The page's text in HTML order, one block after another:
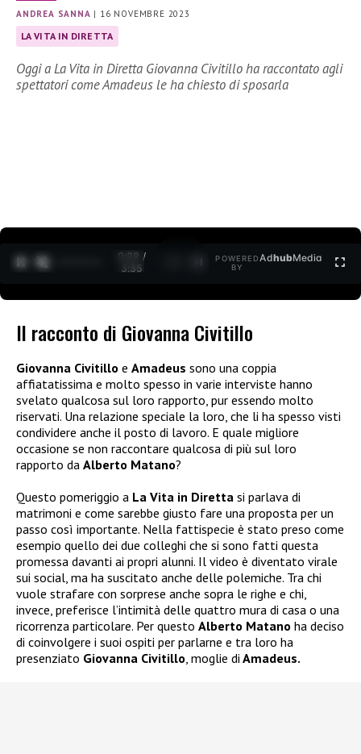
ANDREA SANNA | 16 NOVEMBRE 2023
LA VITA IN DIRETTA
Oggi a La Vita in Diretta Giovanna Civitillo ha raccontato agli
spettatori come Amadeus le ha chiesto di sposarla
0:30 /
3:35
POWERED
BY
AdhubMedia
Il racconto di Giovanna Civitillo
Giovanna Civitillo e Amadeus sono una coppia
affiatatissima e molto spesso in varie interviste hanno
svelato qualcosa sul loro rapporto, pur essendo molto
riservati. Una relazione speciale la loro, che li ha spesso visti
condividere anche il posto di lavoro. E quale migliore
occasione se non raccontare qualcosa di più sul loro
rapporto da Alberto Matano?
Questo pomeriggio a La Vita in Diretta si parlava di
matrimoni e come sarebbe giusto fare una proposta per un
passo così importante. Nella fattispecie è stato preso come
esempio quello dei due colleghi che si sono fatti questa
promessa davanti ai propri alunni. Il video è diventato virale
sui social, ma ha suscitato anche delle polemiche. Tra chi
vuole strafare con sorprese anche sopra le righe e chi,
invece, preferisce l’intimità delle quattro mura di casa o una
ricorrenza particolare. Per questo Alberto Matano ha deciso
di coinvolgere i suoi ospiti per parlarne e tra loro ha
presenziato Giovanna Civitillo, moglie di Amadeus.